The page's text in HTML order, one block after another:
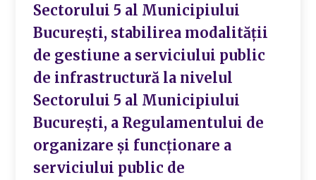
Sectorului 5 al Municipiului
București, stabilirea modalității
de gestiune a serviciului public
de infrastructură la nivelul
Sectorului 5 al Municipiului
București, a Regulamentului de
organizare și funcționare a
serviciului public de